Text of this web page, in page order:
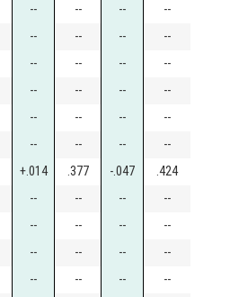
-- -- -- --
-- -- -- --
-- -- -- --
-- -- -- --
-- -- -- --
-- -- -- --
+.014 .377 -.047 .424
-- -- -- --
-- -- -- --
-- -- -- --
-- -- -- --